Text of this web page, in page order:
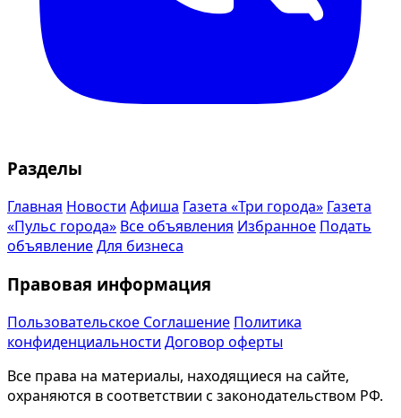
Разделы
Главная Новости Афиша Газета «Три города» Газета
«Пульс города» Все объявления Избранное Подать
объявлениеДля бизнеса
Правовая информация
Пользовательское Соглашение Политика
конфиденциальности Договор оферты
Все права на материалы, находящиеся на сайте,
охраняются в соответствии с законодательством РФ.